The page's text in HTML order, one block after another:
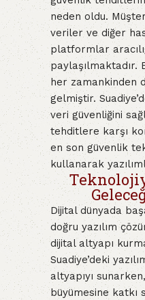
neden oldu.
veriler ve diğer
platformlar
paylaşılmaktadır.
her zamankinden
gelmiştir.
veri güvenliğini
tehditlere karşı
en son güvenlik
kullanarak
Dijital dünyada
doğru yazılım
dijital altyapı
Suadiye’deki
altyapıyı
büyümesine